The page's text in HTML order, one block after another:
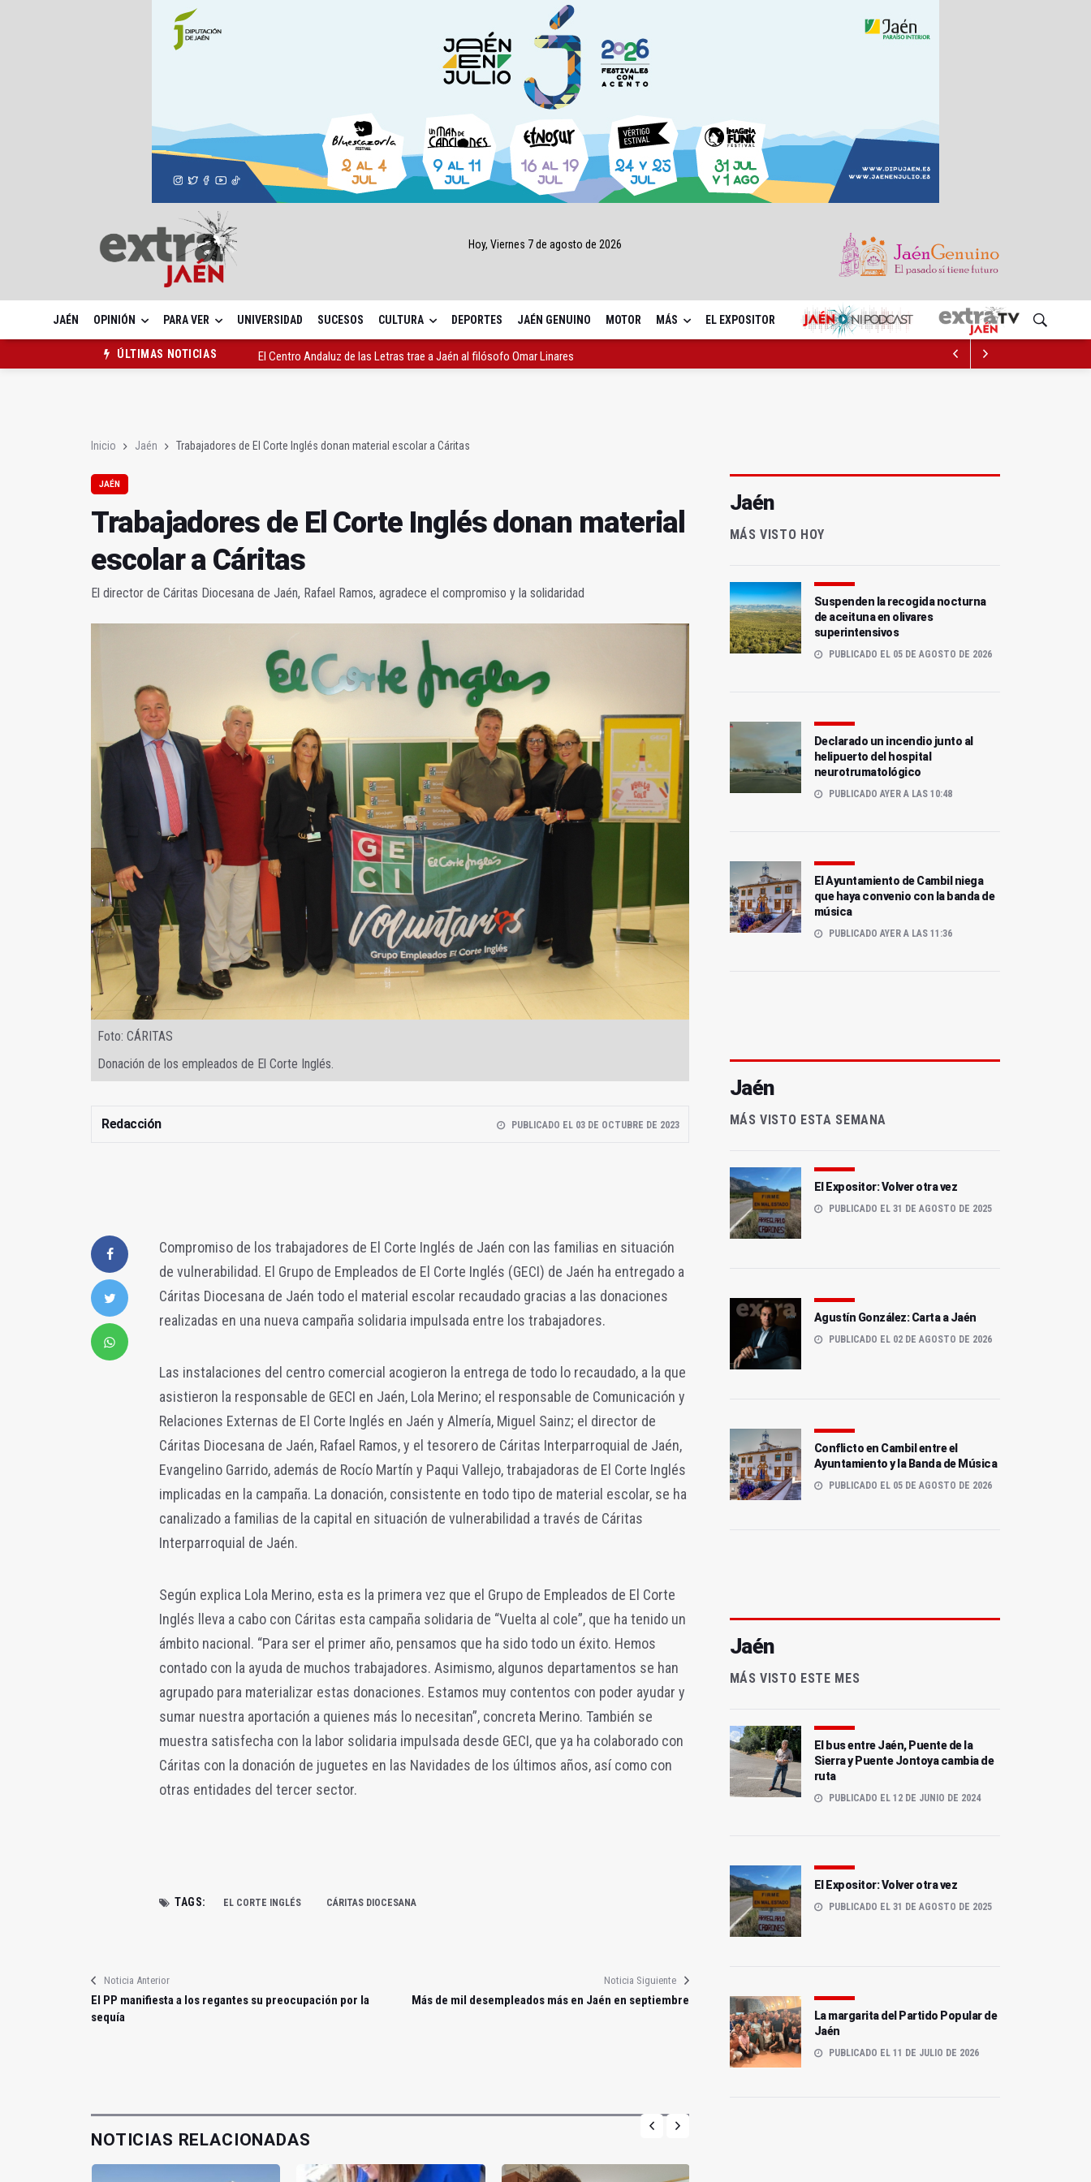
Hoy, Viernes 7 de agosto de 2026
JAÉN OPINIÓN PARA VER UNIVERSIDAD SUCESOS CULTURA DEPORTES JAÉN GENUINO MOTOR MÁS EL EXPOSITOR
ÚLTIMAS NOTICIAS
El Centro Andaluz de las Letras trae a Jaén al filósofo Omar Linares
Inicio Jaén Trabajadores de El Corte Inglés donan material escolar a Cáritas
JAÉN
Trabajadores de El Corte Inglés donan material
escolar a Cáritas
El director de Cáritas Diocesana de Jaén, Rafael Ramos, agradece el compromiso y la solidaridad
Foto: CÁRITAS
Donación de los empleados de El Corte Inglés.
Redacción PUBLICADO EL 03 DE OCTUBRE DE 2023
Compromiso de los trabajadores de El Corte Inglés de Jaén con las familias en situación
de vulnerabilidad. El Grupo de Empleados de El Corte Inglés (GECI) de Jaén ha entregado a
Cáritas Diocesana de Jaén todo el material escolar recaudado gracias a las donaciones
realizadas en una nueva campaña solidaria impulsada entre los trabajadores.
Las instalaciones del centro comercial acogieron la entrega de todo lo recaudado, a la que
asistieron la responsable de GECI en Jaén, Lola Merino; el responsable de Comunicación y
Relaciones Externas de El Corte Inglés en Jaén y Almería, Miguel Sainz; el director de
Cáritas Diocesana de Jaén, Rafael Ramos, y el tesorero de Cáritas Interparroquial de Jaén,
Evangelino Garrido, además de Rocío Martín y Paqui Vallejo, trabajadoras de El Corte Inglés
implicadas en la campaña. La donación, consistente en todo tipo de material escolar, se ha
canalizado a familias de la capital en situación de vulnerabilidad a través de Cáritas
Interparroquial de Jaén.
Según explica Lola Merino, esta es la primera vez que el Grupo de Empleados de El Corte
Inglés lleva a cabo con Cáritas esta campaña solidaria de “Vuelta al cole”, que ha tenido un
ámbito nacional. “Para ser el primer año, pensamos que ha sido todo un éxito. Hemos
contado con la ayuda de muchos trabajadores. Asimismo, algunos departamentos se han
agrupado para materializar estas donaciones. Estamos muy contentos con poder ayudar y
sumar nuestra aportación a quienes más lo necesitan”, concreta Merino. También se
muestra satisfecha con la labor solidaria impulsada desde GECI, que ya ha colaborado con
Cáritas con la donación de juguetes en las Navidades de los últimos años, así como con
otras entidades del tercer sector.
TAGS: EL CORTE INGLÉS CÁRITAS DIOCESANA
Noticia Anterior
El PP manifiesta a los regantes su preocupación por la
sequía
Noticia Siguiente
Más de mil desempleados más en Jaén en septiembre
NOTICIAS RELACIONADAS
Jaén
MÁS VISTO HOY
Suspenden la recogida nocturna
de aceituna en olivares
superintensivos
PUBLICADO EL 05 DE AGOSTO DE 2026
Declarado un incendio junto al
helipuerto del hospital
neurotrumatológico
PUBLICADO AYER A LAS 10:48
El Ayuntamiento de Cambil niega
que haya convenio con la banda de
música
PUBLICADO AYER A LAS 11:36
Jaén
MÁS VISTO ESTA SEMANA
El Expositor: Volver otra vez
PUBLICADO EL 31 DE AGOSTO DE 2025
Agustín González: Carta a Jaén
PUBLICADO EL 02 DE AGOSTO DE 2026
Conflicto en Cambil entre el
Ayuntamiento y la Banda de Música
PUBLICADO EL 05 DE AGOSTO DE 2026
Jaén
MÁS VISTO ESTE MES
El bus entre Jaén, Puente de la
Sierra y Puente Jontoya cambia de
ruta
PUBLICADO EL 12 DE JUNIO DE 2024
El Expositor: Volver otra vez
PUBLICADO EL 31 DE AGOSTO DE 2025
La margarita del Partido Popular de
Jaén
PUBLICADO EL 11 DE JULIO DE 2026